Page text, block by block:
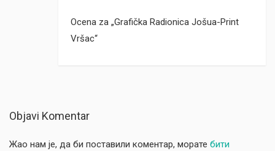
Ocena za „Grafička Radionica Jošua-Print
Vršac“
Objavi Komentar
Жао нам је, да би поставили коментар, морате бити